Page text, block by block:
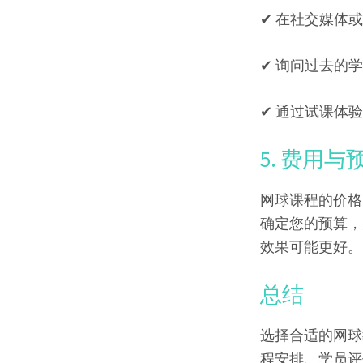
✔ 在社交媒体
✔ 询问过去的
✔ 通过试课体
5. 费用与
网球课程的价
确定您的预算
效果可能更好。
总结
选择合适的网
程安排、学员